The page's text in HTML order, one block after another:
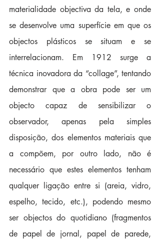
materialidade objectiva da tela, e onde
se desenvolve uma superfície em que os
objectos plásticos se situam e se
interrelacionam. Em 1912 surge a
técnica inovadora da “collage”, tentando
demonstrar que a obra pode ser um
objecto capaz de sensibilizar o
observador, apenas pela simples
disposição, dos elementos materiais que
a compõem, por outro lado, não é
necessário que estes elementos tenham
qualquer ligação entre si (areia, vidro,
espelho, tecido, etc.), podendo mesmo
ser objectos do quotidiano (fragmentos
de papel de jornal, papel de parede,